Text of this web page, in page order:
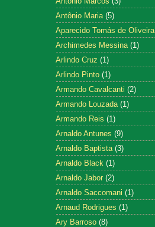
Antônio Maria (5)
Aparecido Tomás de Oliveira
Archimedes Messina (1)
Arlindo Cruz (1)
Arlindo Pinto (1)
Armando Cavalcanti (2)
Armando Louzada (1)
Armando Reis (1)
Arnaldo Antunes (9)
Arnaldo Baptista (3)
Arnaldo Black (1)
Arnaldo Jabor (2)
Arnaldo Saccomani (1)
Arnaud Rodrigues (1)
Ary Barroso (8)